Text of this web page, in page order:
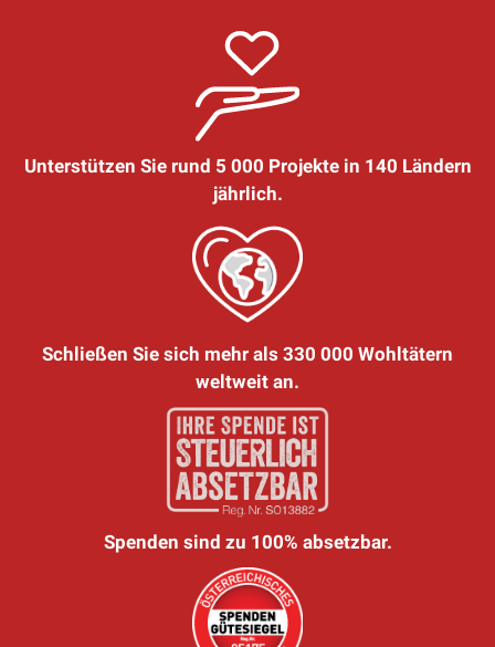
Unterstützen Sie rund 5 000 Projekte in 140 Ländern
jährlich.
Schließen Sie sich mehr als 330 000 Wohltätern
weltweit an.
Spenden sind zu 100% absetzbar.